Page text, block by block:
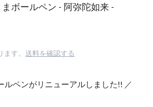
ボールペン - 阿弥陀如来 -
す。 送料を確認する
ルペンがリニューアルしました!! ／